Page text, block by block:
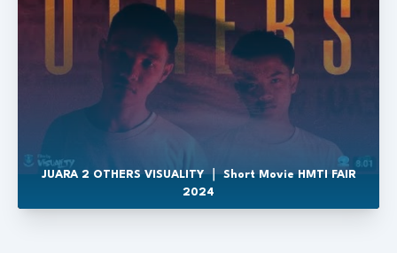
JUARA 2 OTHERS VISUALITY ｜ Short Movie HMTI FAIR
2024